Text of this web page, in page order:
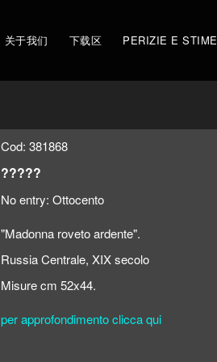
关于我们 下载区 PERIZIE E STIME
Cod: 381868
?????
No entry: Ottocento
"Madonna roveto ardente".
Russia Centrale, XIX secolo
Misure cm 52x44.
per approfondimento clicca qui